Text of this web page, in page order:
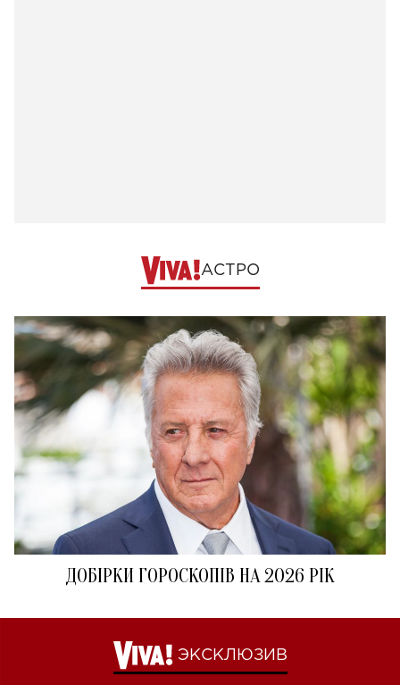
АСТРО
ДОБІРКИ ГОРОСКОПІВ НА 2026 РІК
ЭКСКЛЮЗИВ